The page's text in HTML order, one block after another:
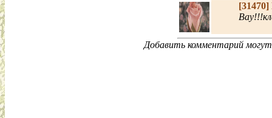
[31470]
Добавить комментарий